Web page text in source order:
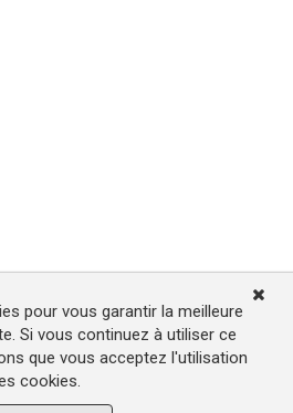
pour vous garantir la meilleure
Si vous continuez à utiliser ce
que vous acceptez l'utilisation
cookies.